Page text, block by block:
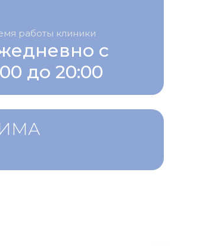
с
до 20:00
работы клиники